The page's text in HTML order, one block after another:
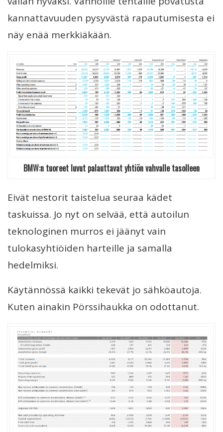
kannattavuuden pysyvästä rapautumisesta ei
näy enää merkkiäkään.
BMW:n tuoreet luvut palauttavat yhtiön vahvalle tasolleen
Eivät nestorit taistelua seuraa kädet
taskuissa. Jo nyt on selvää, että autoilun
teknologinen murros ei jäänyt vain
tulokasyhtiöiden harteille ja samalla
hedelmiksi.
Käytännössä kaikki tekevät jo sähköautoja.
Kuten ainakin Pörssihaukka on odottanut.